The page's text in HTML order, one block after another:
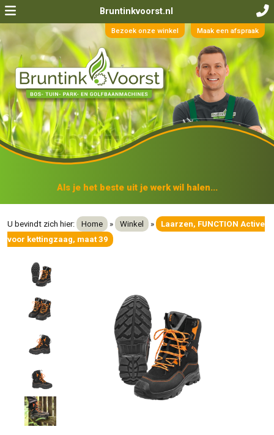
Bruntinkvoorst.nl
Bezoek onze winkel Maak een afspraak
Als je het beste uit je werk wil halen...
U bevindt zich hier: Home » Winkel »
Laarzen, FUNCTION Active
voor kettingzaag, maat 39